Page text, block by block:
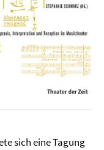
sich eine Tagung